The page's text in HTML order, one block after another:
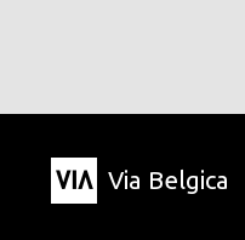
Via Belgica